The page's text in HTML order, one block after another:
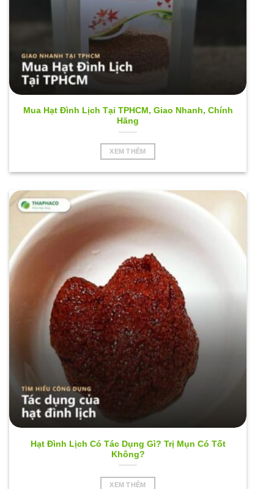
Mua Hạt Đình Lịch Tại TPHCM, Giao Nhanh, Chính
Hãng
XEM THÊM
Hạt Đình Lịch Có Tác Dụng Gì? Trị Mụn Có Tốt
Không?
XEM THÊM